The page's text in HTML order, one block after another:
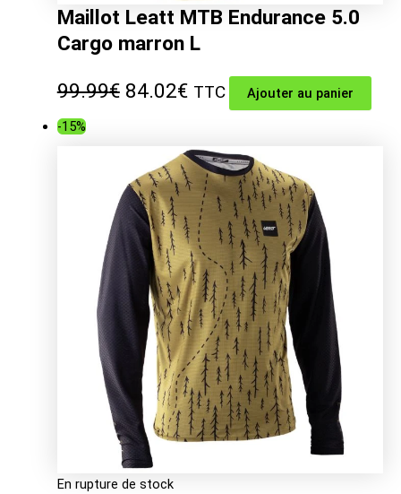
Maillot Leatt MTB Endurance 5.0
Cargo marron L
99.99€ Le
initial
était :
99.99€.
84.02€Le
actuel
est :
84.02€.
TTC Ajouter au panier
-15%
En rupture de stock